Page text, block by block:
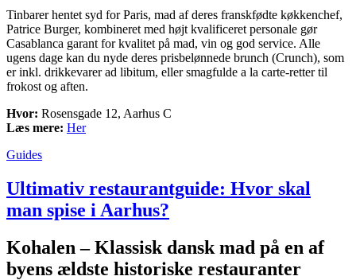
Tinbarer hentet syd for Paris, mad af deres franskfødte køkkenchef,
Patrice Burger, kombineret med højt kvalificeret personale gør
Casablanca garant for kvalitet på mad, vin og god service. Alle
ugens dage kan du nyde deres prisbelønnede brunch (Crunch), som
er inkl. drikkevarer ad libitum, eller smagfulde a la carte-retter til
frokost og aften.
Hvor: Rosensgade 12, Aarhus C
Læs mere: Her
Guides
Ultimativ restaurantguide: Hvor skal
man spise i Aarhus?
Kohalen – Klassisk dansk mad på en af
byens ældste historiske restauranter